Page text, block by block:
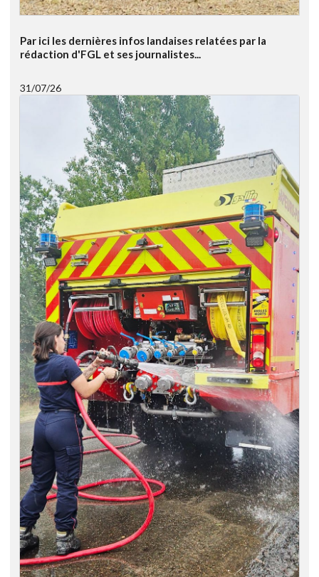
Par ici les dernières infos landaises relatées par la
rédaction d'FGL et ses journalistes...
31/07/26